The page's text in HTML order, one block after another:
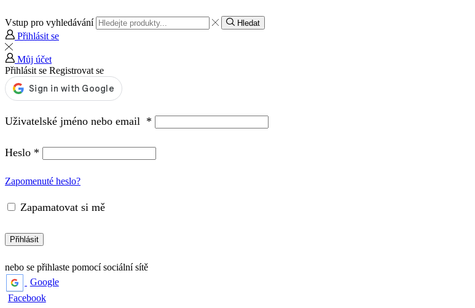
Vstup pro vyhledávání Hledat
Přihlásit se
Můj účet
Přihlásit se Registrovat se
Uživatelské jméno nebo email *
Heslo *
Zapomenuté heslo?
Zapamatovat si mě
Přihlásit
nebo se přihlaste pomocí sociální sítě
Google
Facebook